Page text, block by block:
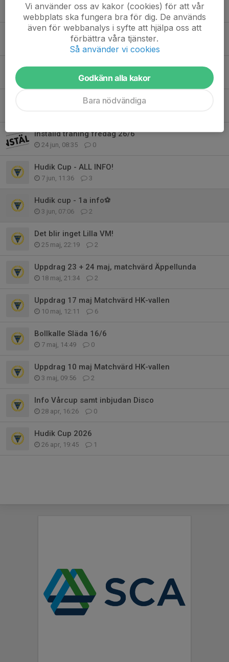
5 aug, 11:03 0
Helgens sammankomst - uppdrag 9/8
3 aug, 21:15
Inställd träning idag 15/7
0
Sommarträningar
Inställd träning fredag 26/6
24 jun, 08:35 0
Hudik Cup - ALL INFO!
7 jun, 11:36 3
Hudik cup - 1a info⚽️
3 jun, 07:06 2
Det blir inget Lilla VM!
25 maj, 22:19 2
Uppdrag 23 + 24 maj, matchvärd Äppellunda
18 maj, 21:34 2
Uppdrag 17 maj Matchvärd HK-vallen
10 maj, 12:11 6
Bollkalle Släda 16/6
7 maj, 14:49 0
Uppdrag 10 maj Matchvärd HK-vallen
3 maj, 09:56 2
Info Vårcup samt inbjudan Disco
28 apr, 16:26 0
Hudik Cup 2026
26 apr, 19:45 1
Vi använder oss av kakor (cookies) för att vår
webbplats ska fungera bra för dig. De används
även för webbanalys i syfte att hjälpa oss att
förbättra våra tjänster.
Så använder vi cookies
Godkänn alla kakor
Bara nödvändiga